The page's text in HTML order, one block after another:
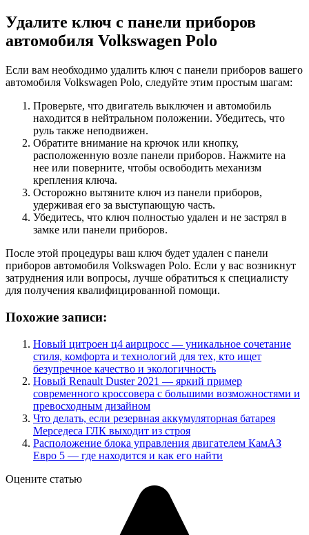
Удалите ключ с панели приборов
автомобиля Volkswagen Polo
Если вам необходимо удалить ключ с панели приборов вашего
автомобиля Volkswagen Polo, следуйте этим простым шагам:
Проверьте, что двигатель выключен и автомобиль
находится в нейтральном положении. Убедитесь, что
руль также неподвижен.
Обратите внимание на крючок или кнопку,
расположенную возле панели приборов. Нажмите на
нее или поверните, чтобы освободить механизм
крепления ключа.
Осторожно вытяните ключ из панели приборов,
удерживая его за выступающую часть.
Убедитесь, что ключ полностью удален и не застрял в
замке или панели приборов.
После этой процедуры ваш ключ будет удален с панели
приборов автомобиля Volkswagen Polo. Если у вас возникнут
затруднения или вопросы, лучше обратиться к специалисту
для получения квалифицированной помощи.
Похожие записи:
Новый цитроен ц4 аирцросс — уникальное сочетание
стиля, комфорта и технологий для тех, кто ищет
безупречное качество и экологичность
Новый Renault Duster 2021 — яркий пример
современного кроссовера с большими возможностями и
превосходным дизайном
Что делать, если резервная аккумуляторная батарея
Мерседеса ГЛК выходит из строя
Расположение блока управления двигателем КамАЗ
Евро 5 — где находится и как его найти
Оцените статью